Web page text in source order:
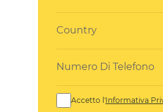
Accetto l'Informativa